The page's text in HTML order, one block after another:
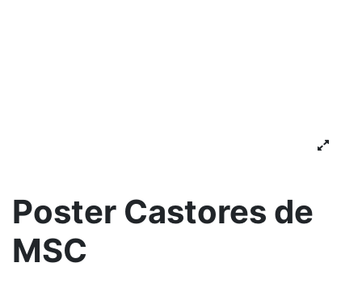
Poster Castores de
MSC